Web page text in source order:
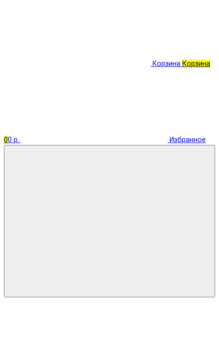
Корзина Корзина
00 р. Избранное